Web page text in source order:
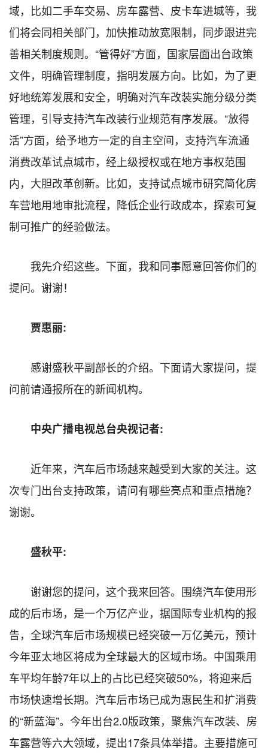
域，比如二手车交易、房车露营、皮卡车进城等，我
们将会同相关部门，加快推动放宽限制，同步跟进完
善相关制度规则。“管得好”方面，国家层面出台政策
文件，明确管理制度，指明发展方向。比如，为了更
好地统筹发展和安全，明确对汽车改装实施分级分类
管理，引导支持汽车改装行业规范有序发展。“放得
活”方面，给予地方一定的自主空间，支持汽车流通
消费改革试点城市，经上级授权或在地方事权范围
内，大胆改革创新。比如，支持试点城市研究简化房
车营地用地审批流程，降低企业行政成本，探索可复
制可推广的经验做法。
我先介绍这些。下面，我和同事愿意回答你们的
提问。谢谢！
贾惠丽:
感谢盛秋平副部长的介绍。下面请大家提问，提
问前请通报所在的新闻机构。
中央广播电视总台央视记者:
近年来，汽车后市场越来越受到大家的关注。这
次专门出台支持政策，请问有哪些亮点和重点措施？
谢谢。
盛秋平:
谢谢您的提问，这个我来回答。围绕汽车使用形
成的后市场，是一个万亿产业，据国际专业机构的报
告，全球汽车后市场规模已经突破一万亿美元，预计
今年亚太地区将成为全球最大的区域市场。中国乘用
车平均年龄7年以上的占比已经突破50%，将迎来后
市场快速增长期。汽车后市场已成为惠民生和扩消费
的“新蓝海”。今年出台2.0版政策，聚焦汽车改装、房
车露营等六大领域，提出17条具体举措。主要措施可